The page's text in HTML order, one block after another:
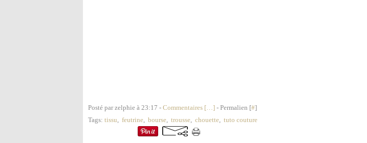
Posté par zelphie à 23:17 - Commentaires […] - Permalien [#]
Tags: tissu, feutrine, bourse, trousse, chouette, tuto couture